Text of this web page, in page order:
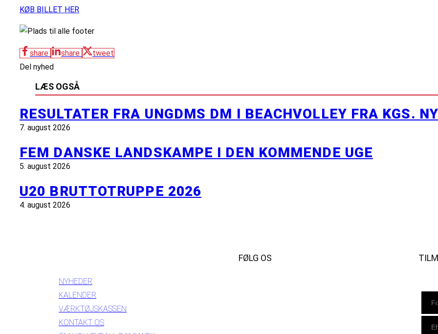
KØB BILLET HER
share share
tweet
Del nyhed
LÆS OGSÅ
RESULTATER FRA UNGDMS DM I BEACHVOLLEY FRA KGS.
7. august 2026
FEM DANSKE LANDSKAMPE I DEN KOMMENDE UGE
5. august 2026
U20 BRUTTOTRUPPE 2026
4. august 2026
NYHEDER
KALENDER
VÆRKTØJSKASSEN
KONTAKT OS
FØLG OS